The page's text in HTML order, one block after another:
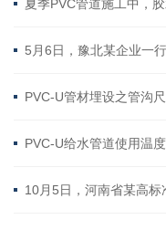
夏季PVC管道施工中，
5月6日，豫北某企业一
PVC-U管材埋设之管沟
PVC-U给水管道使用温